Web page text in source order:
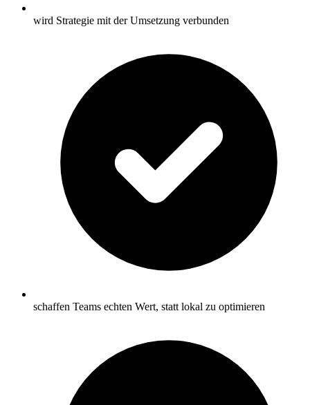
wird Strategie mit der Umsetzung verbunden
schaffen Teams echten Wert, statt lokal zu optimieren